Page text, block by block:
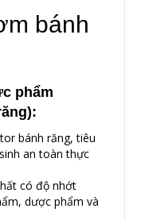
bánh
phẩm
bánh răng, tiêu
an toàn thực
có độ nhớt
dược phẩm và